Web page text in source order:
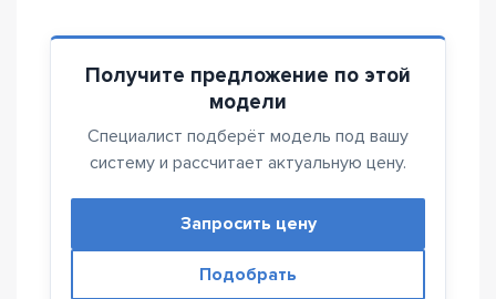
Получите предложение по этой
модели
Специалист подберёт модель под вашу
систему и рассчитает актуальную цену.
Запросить цену
Подобрать